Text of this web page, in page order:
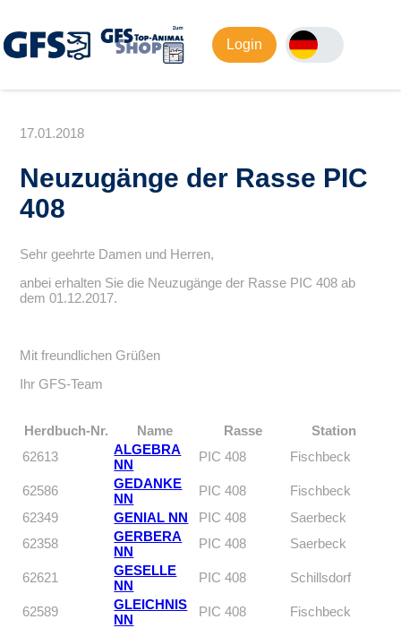
Login
17.01.2018
Neuzugänge der Rasse PIC
408
Sehr geehrte Damen und Herren,
anbei erhalten Sie die Neuzugänge der Rasse PIC 408 ab
dem 01.12.2017.
Mit freundlichen Grüßen
Ihr GFS-Team
Herdbuch-Nr. Name Rasse
Station
62613
ALGEBRA
NN
PIC 408 Fischbeck
62586
GEDANKE
NN
PIC 408
Fischbeck
62349
GENIAL NN PIC 408
Saerbeck
62358
GERBERA
NN
PIC 408 Saerbeck
62621
GESELLE
NN
PIC 408 Schillsdorf
62589
GLEICHNIS
NN
PIC 408
Fischbeck